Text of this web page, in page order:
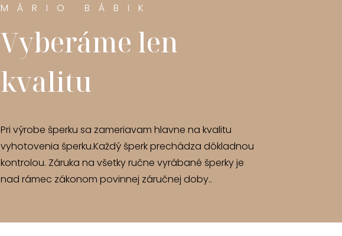
MÁRIO BÁBIK
Vyberáme len
kvalitu
Pri výrobe šperku sa zameriavam hlavne na kvalitu
vyhotovenia šperku.Každý šperk prechádza dôkladnou
kontrolou. Záruka na všetky ručne vyrábané šperky je
nad rámec zákonom povinnej záručnej doby..